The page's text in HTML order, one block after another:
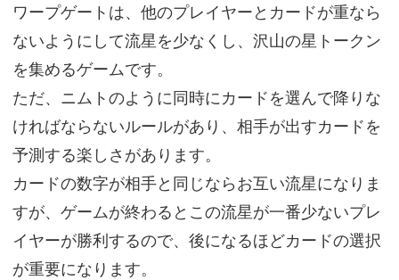
ワープゲートは、他のプレイヤーとカードが重なら
ないようにして流星を少なくし、沢山の星トークン
を集めるゲームです。
ただ、ニムトのように同時にカードを選んで降りな
ければならないルールがあり、相手が出すカードを
予測する楽しさがあります。
カードの数字が相手と同じならお互い流星になりま
すが、ゲームが終わるとこの流星が一番少ないプレ
イヤーが勝利するので、後になるほどカードの選択
が重要になります。